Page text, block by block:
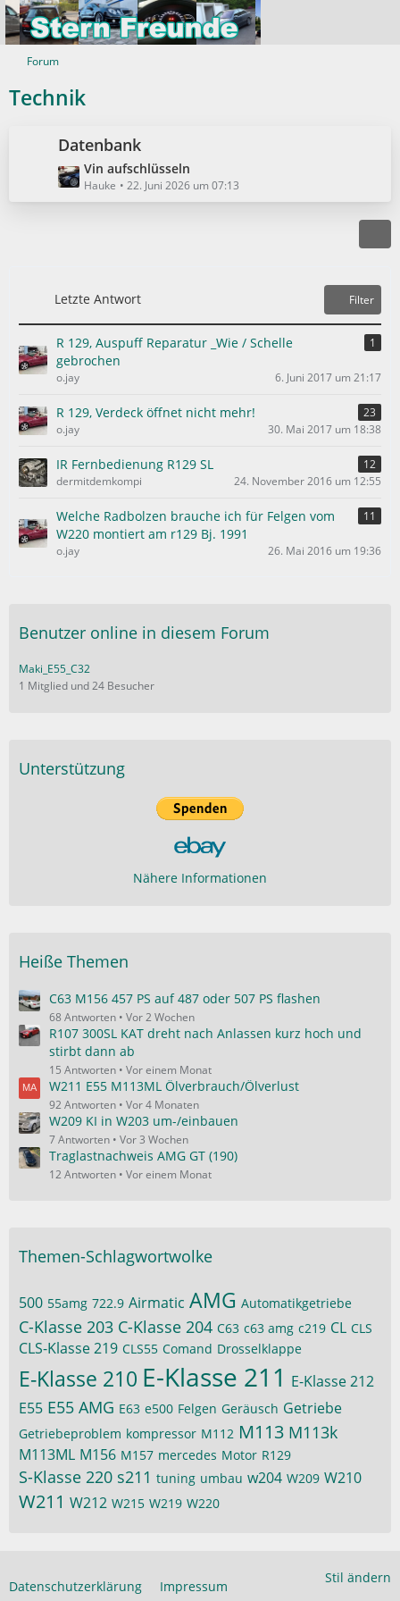
Forum
Technik
Datenbank
L
e
t
e
t
r
ä
g
Vin aufschlüsseln
Hauke 22. Juni 2026 um 07:13
Letzte Antwort Filter
R 129, Auspuff Reparatur _Wie / Schelle
gebrochen
1
o.jay 6. Juni 2017 um 21:17
R 129, Verdeck öffnet nicht mehr!
23
o.jay
30. Mai 2017 um 18:38
IR Fernbedienung R129 SL
12
dermitdemkompi
24. November 2016 um 12:55
Welche Radbolzen brauche ich für Felgen vom
W220 montiert am r129 Bj. 1991
11
o.jay 26. Mai 2016 um 19:36
Benutzer online in diesem Forum
Maki_E55_C32
1 Mitglied und 24 Besucher
Unterstützung
Nähere Informationen
Heiße Themen
C63 M156 457 PS auf 487 oder 507 PS flashen
68 Antworten Vor 2 Wochen
R107 300SL KAT dreht nach Anlassen kurz hoch und
stirbt dann ab
15 Antworten Vor einem Monat
W211 E55 M113ML Ölverbrauch/Ölverlust
92 Antworten Vor 4 Monaten
W209 KI in W203 um-/einbauen
7 Antworten Vor 3 Wochen
Traglastnachweis AMG GT (190)
12 Antworten Vor einem Monat
Themen-Schlagwortwolke
500 55amg 722.9 Airmatic AMG Automatikgetriebe
C-Klasse 203 C-Klasse 204 C63 c63 amg c219 CL CLS
CLS-Klasse 219 CLS55 Comand Drosselklappe
E-Klasse 210 E-Klasse 211 E-Klasse 212
E55 E55 AMG E63 e500 Felgen Geräusch Getriebe
Getriebeproblem kompressor M112 M113 M113k
M113ML M156 M157 mercedes Motor R129
S-Klasse 220 s211 tuning umbau w204 W209 W210
W211 W212 W215 W219 W220
Stil ändern
Datenschutzerklärung Impressum